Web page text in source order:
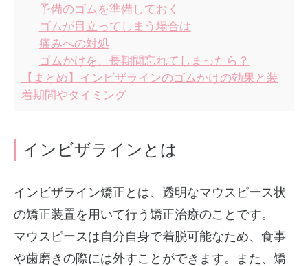
予備のゴムを準備しておく
ゴムが目立ってしまう場合は
痛みへの対処
ゴムかけを、長期間忘れてしまったら？
【まとめ】インビザラインのゴムかけの効果と装
着期間やタイミング
インビザラインとは
インビザライン矯正とは、透明なマウスピース状
の矯正装置を用いて行う矯正治療のことです。
マウスピースは自分自身で着脱可能なため、食事
や歯磨きの際には外すことができます。また、矯